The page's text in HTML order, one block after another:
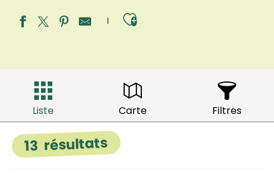
Ajouter aux
Liste Carte Filtres
13 résultats